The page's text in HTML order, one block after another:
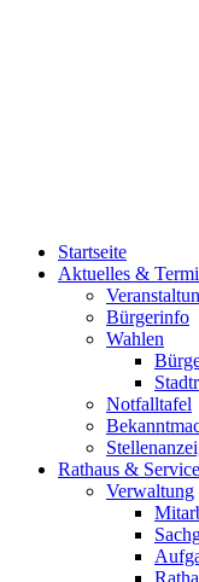
Startseite
Aktuelles &
Bürgerinfo
Wahlen
Notfalltafel
Rathaus & Service
Verwaltung